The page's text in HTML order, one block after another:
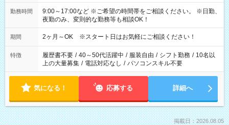
勤務時間
9:00～17:00など ※ご希望の時間帯をご相談ください。 ※日勤、
夜勤のみ、変則的な勤務等も相談OK！
期間 2ヶ月～OK ※スタート日はお気軽にご相談ください！
特徴 履歴書不要 / 40～50代活躍中 / 服装自由 / シフト勤務 / 10名以
上の大量募集 / 電話対応なし / パソコンスキル不要
気になる！ 応募する 詳細へ
掲載日：2026.08.05